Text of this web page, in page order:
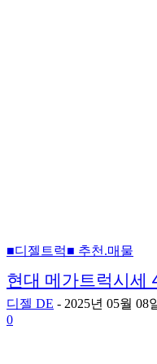
■디젤트럭■ 추천.매물
현대 메가트럭시세
디젤 DE - 2025년 05월 08
0